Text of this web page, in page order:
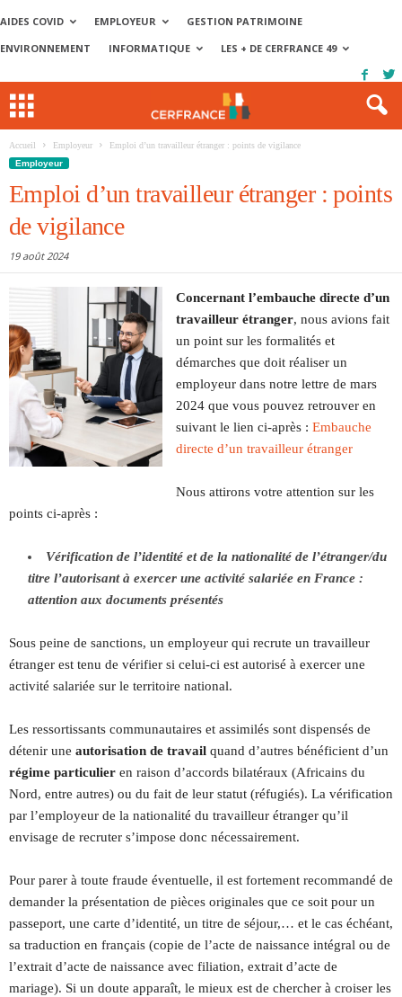
AIDES COVID EMPLOYEUR
GESTION PATRIMOINE
ENVIRONNEMENT
INFORMATIQUE LES + DE CERFRANCE 49
Accueil Employeur
Emploi d’un travailleur étranger : points de vigilance
Employeur
Emploi d’un travailleur étranger : points
de vigilance
19 août 2024
Concernant l’embauche directe d’un
travailleur étranger, nous avions fait
un point sur les formalités et
démarches que doit réaliser un
employeur dans notre lettre de mars
2024 que vous pouvez retrouver en
suivant le lien ci-après :Embauche
directe d’un travailleur étranger
Nous attirons votre attention sur les
points ci-après :
Vérification de l’identité et de la nationalité de l’étranger/du
titre l’autorisant à exercer une activité salariée en France :
attention aux documents présentés
Sous peine de sanctions, un employeur qui recrute un travailleur
étranger est tenu de vérifier si celui-ci est autorisé à exercer une
activité salariée sur le territoire national.
Les ressortissants communautaires et assimilés sont dispensés de
détenir une autorisation de travail quand d’autres bénéficient d’un
régime particulier en raison d’accords bilatéraux (Africains du
Nord, entre autres) ou du fait de leur statut (réfugiés). La vérification
par l’employeur de la nationalité du travailleur étranger qu’il
envisage de recruter s’impose donc nécessairement.
Pour parer à toute fraude éventuelle, il est fortement recommandé de
demander la présentation de pièces originales que ce soit pour un
passeport, une carte d’identité, un titre de séjour,… et le cas échéant,
sa traduction en français (copie de l’acte de naissance intégral ou de
l’extrait d’acte de naissance avec filiation, extrait d’acte de
mariage). Si un doute apparaît, le mieux est de chercher à croiser les